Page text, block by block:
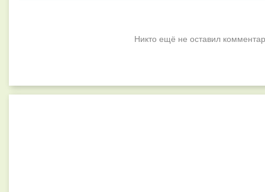
Никто ещё не оставил